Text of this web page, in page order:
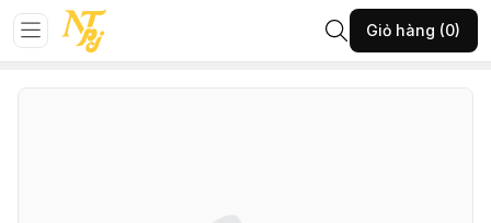
Giỏ hàng (0)
Trang chủ
147-F-Tất nam Noshow-NÂU-Freesize-(18AN23A153)